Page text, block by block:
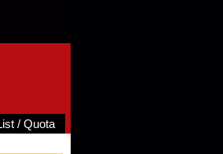
/ Quota